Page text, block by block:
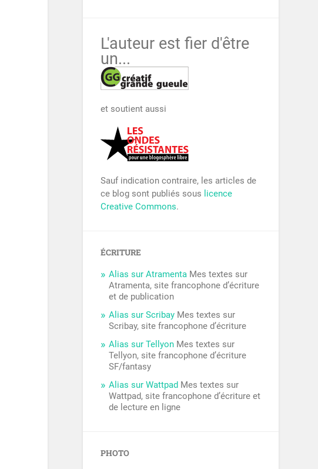
L'auteur est fier d'être
un...
et soutient aussi
Sauf indication contraire, les articles de
ce blog sont publiés sous licence
Creative Commons.
ÉCRITURE
Alias sur Atramenta Mes textes sur
Atramenta, site francophone d’écriture
et de publication
Alias sur Scribay Mes textes sur
Scribay, site francophone d’écriture
Alias sur Tellyon Mes textes sur
Tellyon, site francophone d’écriture
SF/fantasy
Alias sur Wattpad Mes textes sur
Wattpad, site francophone d’écriture et
de lecture en ligne
PHOTO